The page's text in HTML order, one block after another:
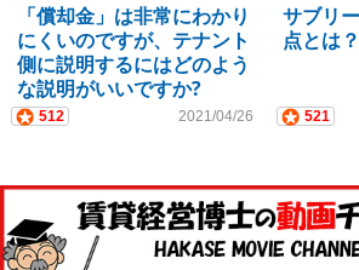
「償却金」は非常にわかり
にくいのですが、テナント
側に説明するにはどのよう
な説明がいいですか?
512 2021/04/26
サブリ
点とは？
521